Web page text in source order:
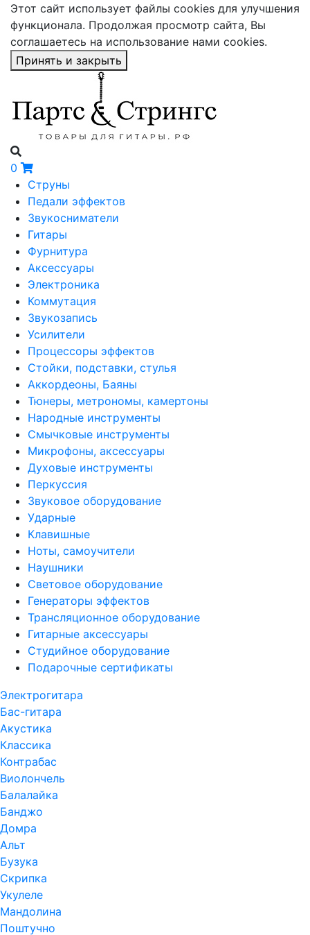
Этот сайт использует файлы cookies для улучшения
функционала. Продолжая просмотр сайта, Вы
соглашаетесь на использование нами cookies.
Принять и закрыть
0
Струны
Педали эффектов
Звукосниматели
Гитары
Фурнитура
Аксессуары
Электроника
Коммутация
Звукозапись
Усилители
Процессоры эффектов
Стойки, подставки, стулья
Аккордеоны, Баяны
Тюнеры, метрономы, камертоны
Народные инструменты
Смычковые инструменты
Микрофоны, аксессуары
Духовые инструменты
Перкуссия
Звуковое оборудование
Ударные
Клавишные
Ноты, самоучители
Наушники
Световое оборудование
Генераторы эффектов
Трансляционное оборудование
Гитарные аксессуары
Студийное оборудование
Подарочные сертификаты
Электрогитара
Бас-гитара
Акустика
Классика
Контрабас
Виолончель
Балалайка
Банджо
Домра
Альт
Бузука
Скрипка
Укулеле
Мандолина
Поштучно